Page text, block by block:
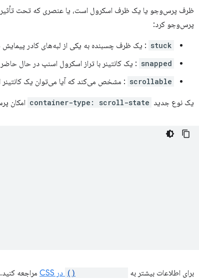
ظرف پرس‌وجو یا یک ظرف اسکرول است، یا عنصری که تحت تأثیر
پرس‌وجو کرد:
stuck : یک ظرف چسبنده به یکی از لبه‌های کادر
snapped : یک کانتینر با تراز اسکرول اسنپ در حال
scrollable : مشخص می‌کند که آیا می‌توان یک
یک نوع جدید container-type: scroll-state امکان
برای اطلاعات بیشتر به در CSS مراجعه کنید.